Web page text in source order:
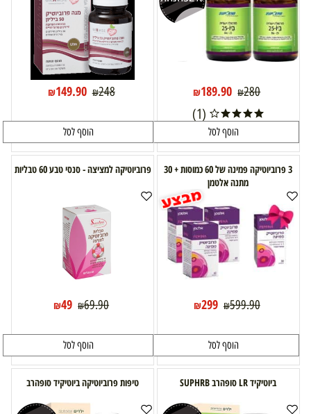
₪280
₪189.90
(1)
הוסף לסל
₪248
₪149.90
הוסף לסל
3 פרוביוטיקה פמינה של 60 כמוסות + 30
מתנה אלטמן
₪599.90
₪299
הוסף לסל
פרוביוטיקה למציצה - סנסי טבע 60 טבליות
₪69.90
₪49
הוסף לסל
ביוטיקיד LR סופהרב SUPHRB טיפות פרוביוטיקה ביוטיקיד סופהרב